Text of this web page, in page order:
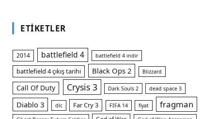
ETIKETLER
2014 battlefield 4 battlefield 4 indir
battlefield 4 çıkış tarihi Black Ops 2 Blizzard
Call Of Duty Crysis 3 Dark Souls 2 dead space 3
Diablo 3 dlc Far Cry 3 FIFA 14 fiyat fragman